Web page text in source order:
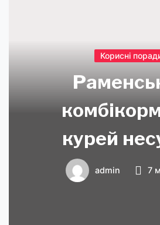
Корисні
курей
admin 7